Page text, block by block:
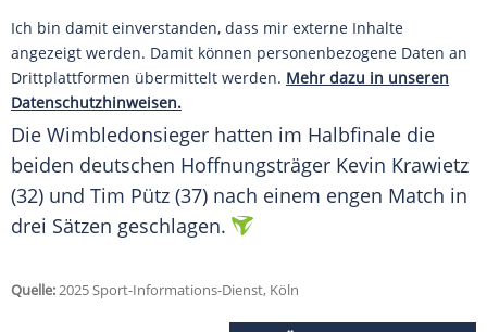
Ich bin damit einverstanden, dass mir externe Inhalte
angezeigt werden. Damit können personenbezogene Daten an
Drittplattformen übermittelt werden. Mehr dazu in unseren
Datenschutzhinweisen.
Die Wimbledonsieger hatten im Halbfinale die
beiden deutschen Hoffnungsträger Kevin Krawietz
(32) und Tim Pütz (37) nach einem engen Match in
drei Sätzen geschlagen.
Quelle:2025 Sport-Informations-Dienst, Köln